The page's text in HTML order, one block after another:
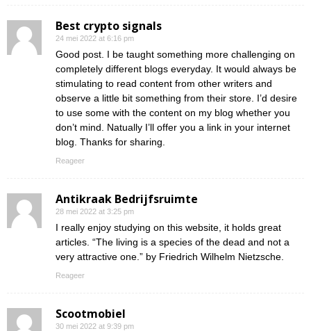
Best crypto signals
24 mei 2022 at 6:16 pm
Good post. I be taught something more challenging on
completely different blogs everyday. It would always be
stimulating to read content from other writers and
observe a little bit something from their store. I’d desire
to use some with the content on my blog whether you
don’t mind. Natually I’ll offer you a link in your internet
blog. Thanks for sharing.
Reageer
Antikraak Bedrijfsruimte
28 mei 2022 at 3:25 pm
I really enjoy studying on this website, it holds great
articles. “The living is a species of the dead and not a
very attractive one.” by Friedrich Wilhelm Nietzsche.
Reageer
Scootmobiel
30 mei 2022 at 9:39 pm